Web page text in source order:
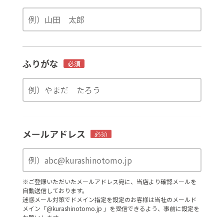
ふりがな 必須
メールアドレス 必須
※ご登録いただいたメールアドレス宛に、当店より確認メールを
自動送信しております。
迷惑メール対策でドメイン指定を設定のお客様は当社のメールド
メイン「@kurashinotomo.jp 」を受信できるよう、事前に設定を